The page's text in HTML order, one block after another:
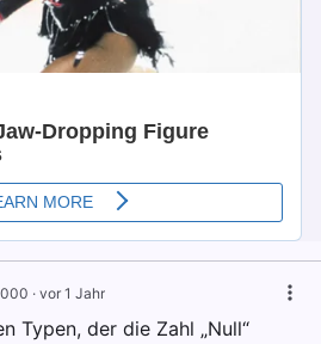
· vor 1 Jahr
Typen, der die Zahl „Null“